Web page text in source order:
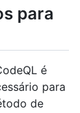
para
é
para
de